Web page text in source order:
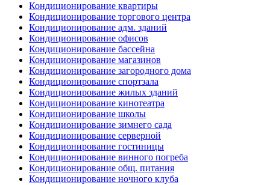
Кондиционирование квартиры
Кондиционирование торгового центра
Кондиционирование адм. зданий
Кондиционирование офисов
Кондиционирование бассейна
Кондиционирование магазинов
Кондиционирование загородного дома
Кондиционирование спортзала
Кондиционирование жилых зданий
Кондиционирование кинотеатра
Кондиционирование школы
Кондиционирование зимнего сада
Кондиционирование серверной
Кондиционирование гостиницы
Кондиционирование винного погреба
Кондиционирование общ. питания
Кондиционирование ночного клуба